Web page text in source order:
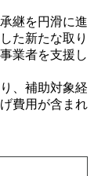
継を円滑に進
た新たな取り
業者を支援し
、補助対象経
費用が含まれ